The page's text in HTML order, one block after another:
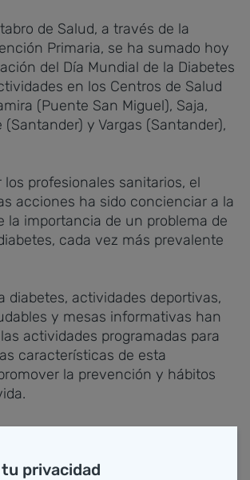
de Salud, a través de la
Primaria, se ha sumado hoy
del Día Mundial de la Diabetes
en los Centros de Salud
(Puente San Miguel), Saja,
(Santander) y Vargas (Santander),
los profesionales sanitarios, el
acciones ha sido concienciar a la
la importancia de un problema de
cada vez más prevalente
diabetes, actividades deportivas,
y mesas informativas han
actividades programadas para
características de esta
la prevención y hábitos
sensibilizar y concienciar sobre
y comunitarias que los
y la población en general
privacidad